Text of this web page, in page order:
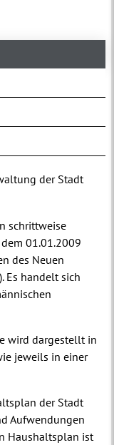
der Stadt
schrittweise
01.01.2009
des Neuen
Es handelt sich
wird dargestellt in
jeweils in einer
der Stadt
Aufwendungen
Haushaltsplan ist